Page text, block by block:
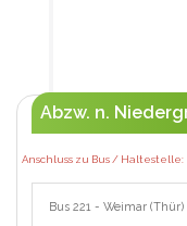
Abzw. n.
Anschluss zu Bus / Haltestelle:
Bus 221 - Weimar